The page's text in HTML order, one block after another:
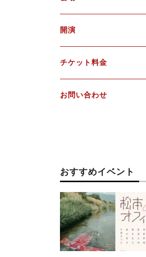
開演
チケット料金
お問い合わせ
おすすめイベント